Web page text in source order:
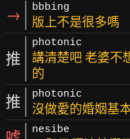
→ bbbing
版上不是很多嗎
推
photonic
講清楚吧 老婆不
的
推 photonic
沒做愛的婚姻基
nesibe